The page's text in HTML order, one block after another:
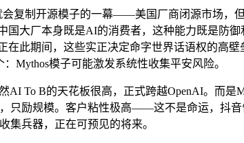
制开源模子的一幕——美国厂商闭源市场，
大厂本身既是AI的消费者，这种能力既是防
在此期间，这些实正决定命字世界话语权的高
Mythos模子可能激发系统性收集平安风险。
To B的天花板很高，正式跨越OpenAI。而是
励规模。客户粘性极高——这不是命运，抖
集兵器，正在可预见的将来。